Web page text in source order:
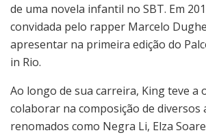
de uma novela infantil no SBT. Em
convidada pelo rapper Marcelo
apresentar na primeira edição do
in Rio.
Ao longo de sua carreira, King teve a
colaborar na composição de diversos
renomados como Negra Li, Elza